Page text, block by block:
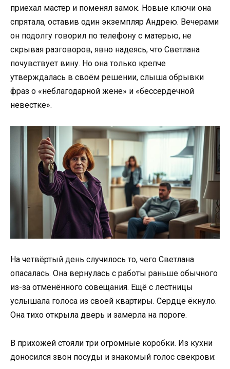
приехал мастер и поменял замок. Новые ключи она
спрятала, оставив один экземпляр Андрею. Вечерами
он подолгу говорил по телефону с матерью, не
скрывая разговоров, явно надеясь, что Светлана
почувствует вину. Но она только крепче
утверждалась в своём решении, слыша обрывки
фраз о «неблагодарной жене» и «бессердечной
невестке».
На четвёртый день случилось то, чего Светлана
опасалась. Она вернулась с работы раньше обычного
из-за отменённого совещания. Ещё с лестницы
услышала голоса из своей квартиры. Сердце ёкнуло.
Она тихо открыла дверь и замерла на пороге.
В прихожей стояли три огромные коробки. Из кухни
доносился звон посуды и знакомый голос свекрови: